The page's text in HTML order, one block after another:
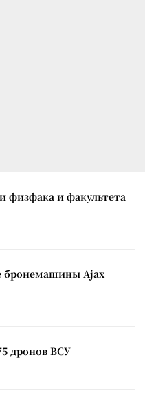
физфака и факультета
бронемашины Ajax
дронов ВСУ